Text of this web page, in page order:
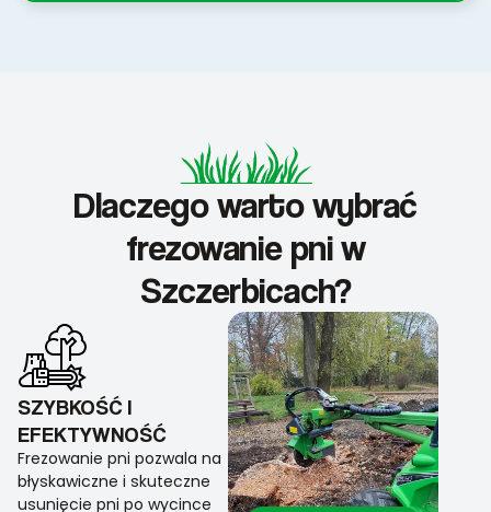
Dlaczego warto wybrać
frezowanie pni w
Szczerbicach?
SZYBKOŚĆ I
EFEKTYWNOŚĆ
Frezowanie pni pozwala na
błyskawiczne i skuteczne
usunięcie pni po wycince